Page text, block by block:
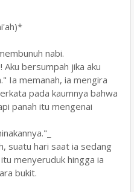
nabi.
Aku bersumpah jika aku
Ia memanah, ia mengira
pada kaumnya bahwa
panah itu mengenai
suatu hari saat ia sedang
menyeruduk hingga ia
bukit.